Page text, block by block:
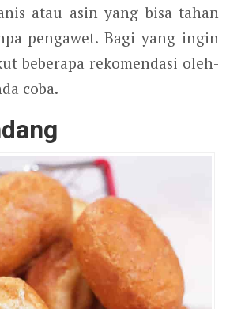
atau asin yang bisa tahan
pengawet. Bagi yang ingin
beberapa rekomendasi oleh-
coba.